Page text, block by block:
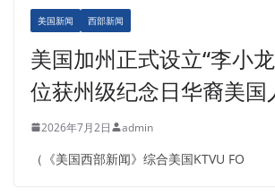
美国新闻 西部新闻
美国加州正式设立“李小
位获州级纪念日华裔美国
2026年7月2日 admin
（《美国西部新闻》综合美国KTVU FO